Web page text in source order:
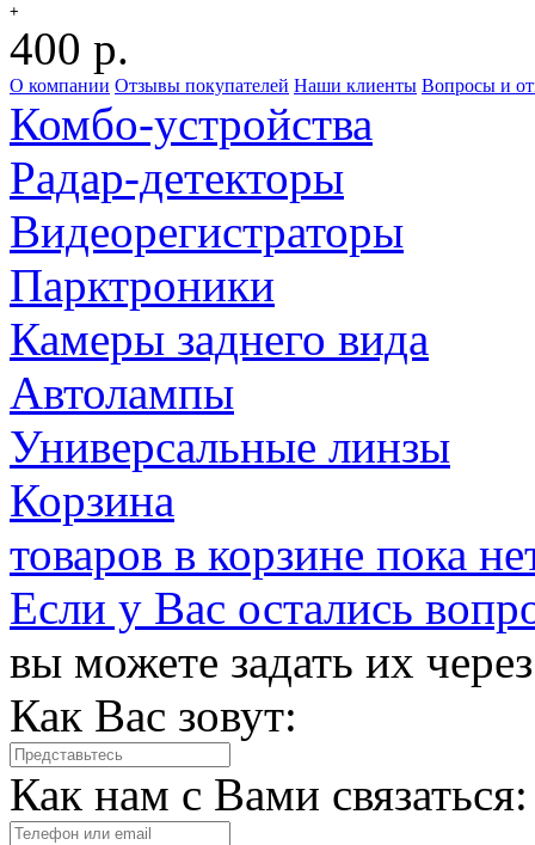
+
400 р.
О компании Отзывы покупателей Наши клиенты Вопросы и
Комбо-устройства
Радар-детекторы
Видеорегистраторы
Парктроники
Камеры заднего вида
Автолампы
Универсальные линзы
Корзина
товаров в корзине пока
Если у Вас остались
вы можете задать их
Как Вас зовут:
Как нам с Вами связаться: